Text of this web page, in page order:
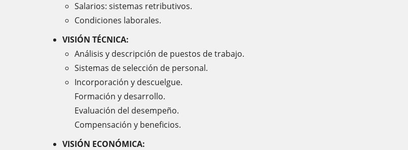
Salarios: sistemas retributivos.
Condiciones laborales.
VISIÓN TÉCNICA:
Análisis y descripción de puestos de trabajo.
Sistemas de selección de personal.
Incorporación y descuelgue.
Formación y desarrollo.
Evaluación del desempeño.
Compensación y beneficios.
VISIÓN ECONÓMICA: